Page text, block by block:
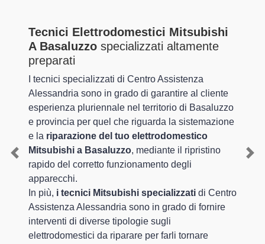
Tecnici Elettrodomestici Mitsubishi
A Basaluzzo specializzati altamente
preparati
I tecnici specializzati di Centro Assistenza
Alessandria sono in grado di garantire al cliente
esperienza pluriennale nel territorio di Basaluzzo
e provincia per quel che riguarda la sistemazione
e la riparazione del tuo elettrodomestico
Mitsubishi a Basaluzzo, mediante il ripristino
rapido del corretto funzionamento degli
apparecchi.
In più, i tecnici Mitsubishi specializzati di Centro
Assistenza Alessandria sono in grado di fornire
interventi di diverse tipologie sugli
elettrodomestici da riparare per farli tornare
Previous